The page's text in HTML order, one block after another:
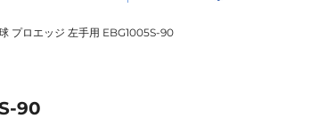
プロエッジ 左手用 EBG1005S-90
90